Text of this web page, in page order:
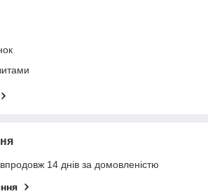
14 днів за домовленістю